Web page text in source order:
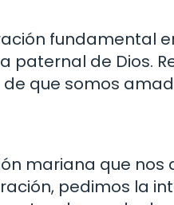
fundamental
paternal de Dios.
que somos
mariana que
pedimos la